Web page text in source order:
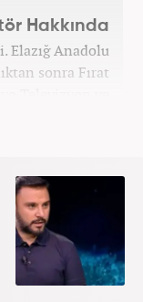
Hakkında
Elazığ Anadolu
sonra Fırat
Televizyon ve
Sosyal Bilimler
devam ettiği
ve metin
yerel televizyon
mesleki
başladığı
birçok haber